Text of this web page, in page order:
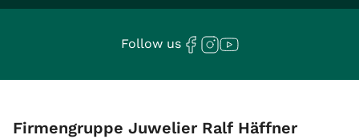
Follow us
Firmengruppe Juwelier Ralf Häffner